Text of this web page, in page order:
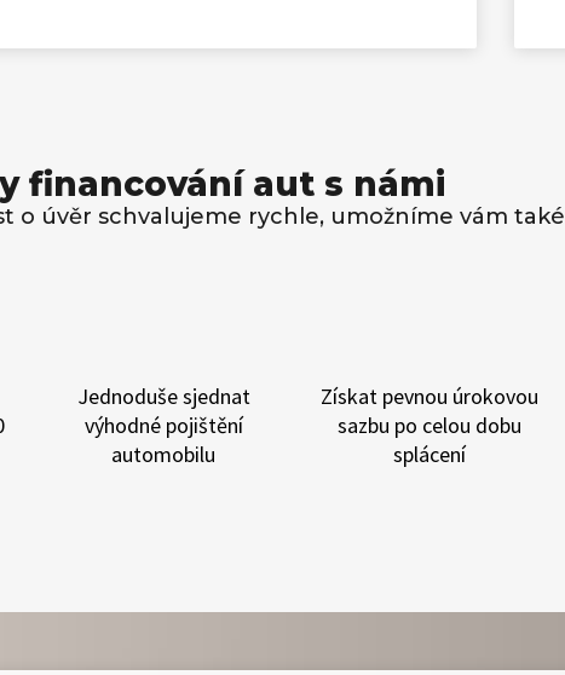
financování aut s námi
o úvěr schvalujeme rychle, umožníme vám také
Jednoduše sjednat
výhodné pojištění
automobilu
Získat pevnou úrokovou
sazbu po celou dobu
splácení